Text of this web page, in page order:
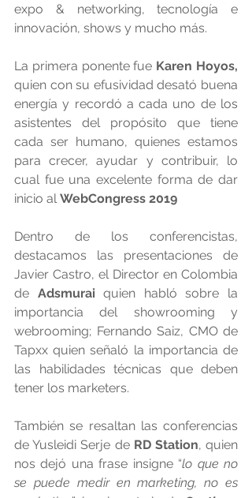
expo & networking, tecnología e
innovación, shows y mucho más.
La primera ponente fue Karen Hoyos,
quien con su efusividad desató buena
energía y recordó a cada uno de los
asistentes del propósito que tiene
cada ser humano, quienes estamos
para crecer, ayudar y contribuir, lo
cual fue una excelente forma de dar
inicio al WebCongress 2019
Dentro de los conferencistas,
destacamos las presentaciones de
Javier Castro, el Director en Colombia
de Adsmurai quien habló sobre la
importancia del showrooming y
webrooming; Fernando Saiz, CMO de
Tapxx quien señaló la importancia de
las habilidades técnicas que deben
tener los marketers.
También se resaltan las conferencias
de Yusleidi Serje de RD Station, quien
nos dejó una frase insigne “lo que no
se puede medir en marketing, no es